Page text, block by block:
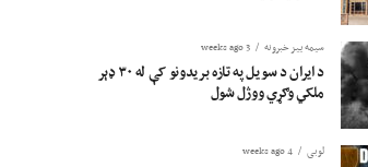
سیمه ییز خبرونه 3 weeks ago
د ایران د سویل په تازه بریدونو کې له ۳۰ ډېر
ملکي وګړي ووژل شول
لوبی 4 weeks ago